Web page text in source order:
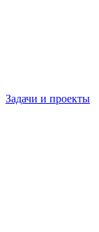
Задачи и проекты